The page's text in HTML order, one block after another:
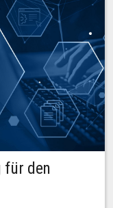
für den